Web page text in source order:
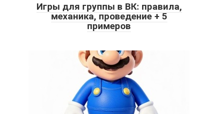
Игры для группы в ВК: правила,
механика, проведение + 5
примеров